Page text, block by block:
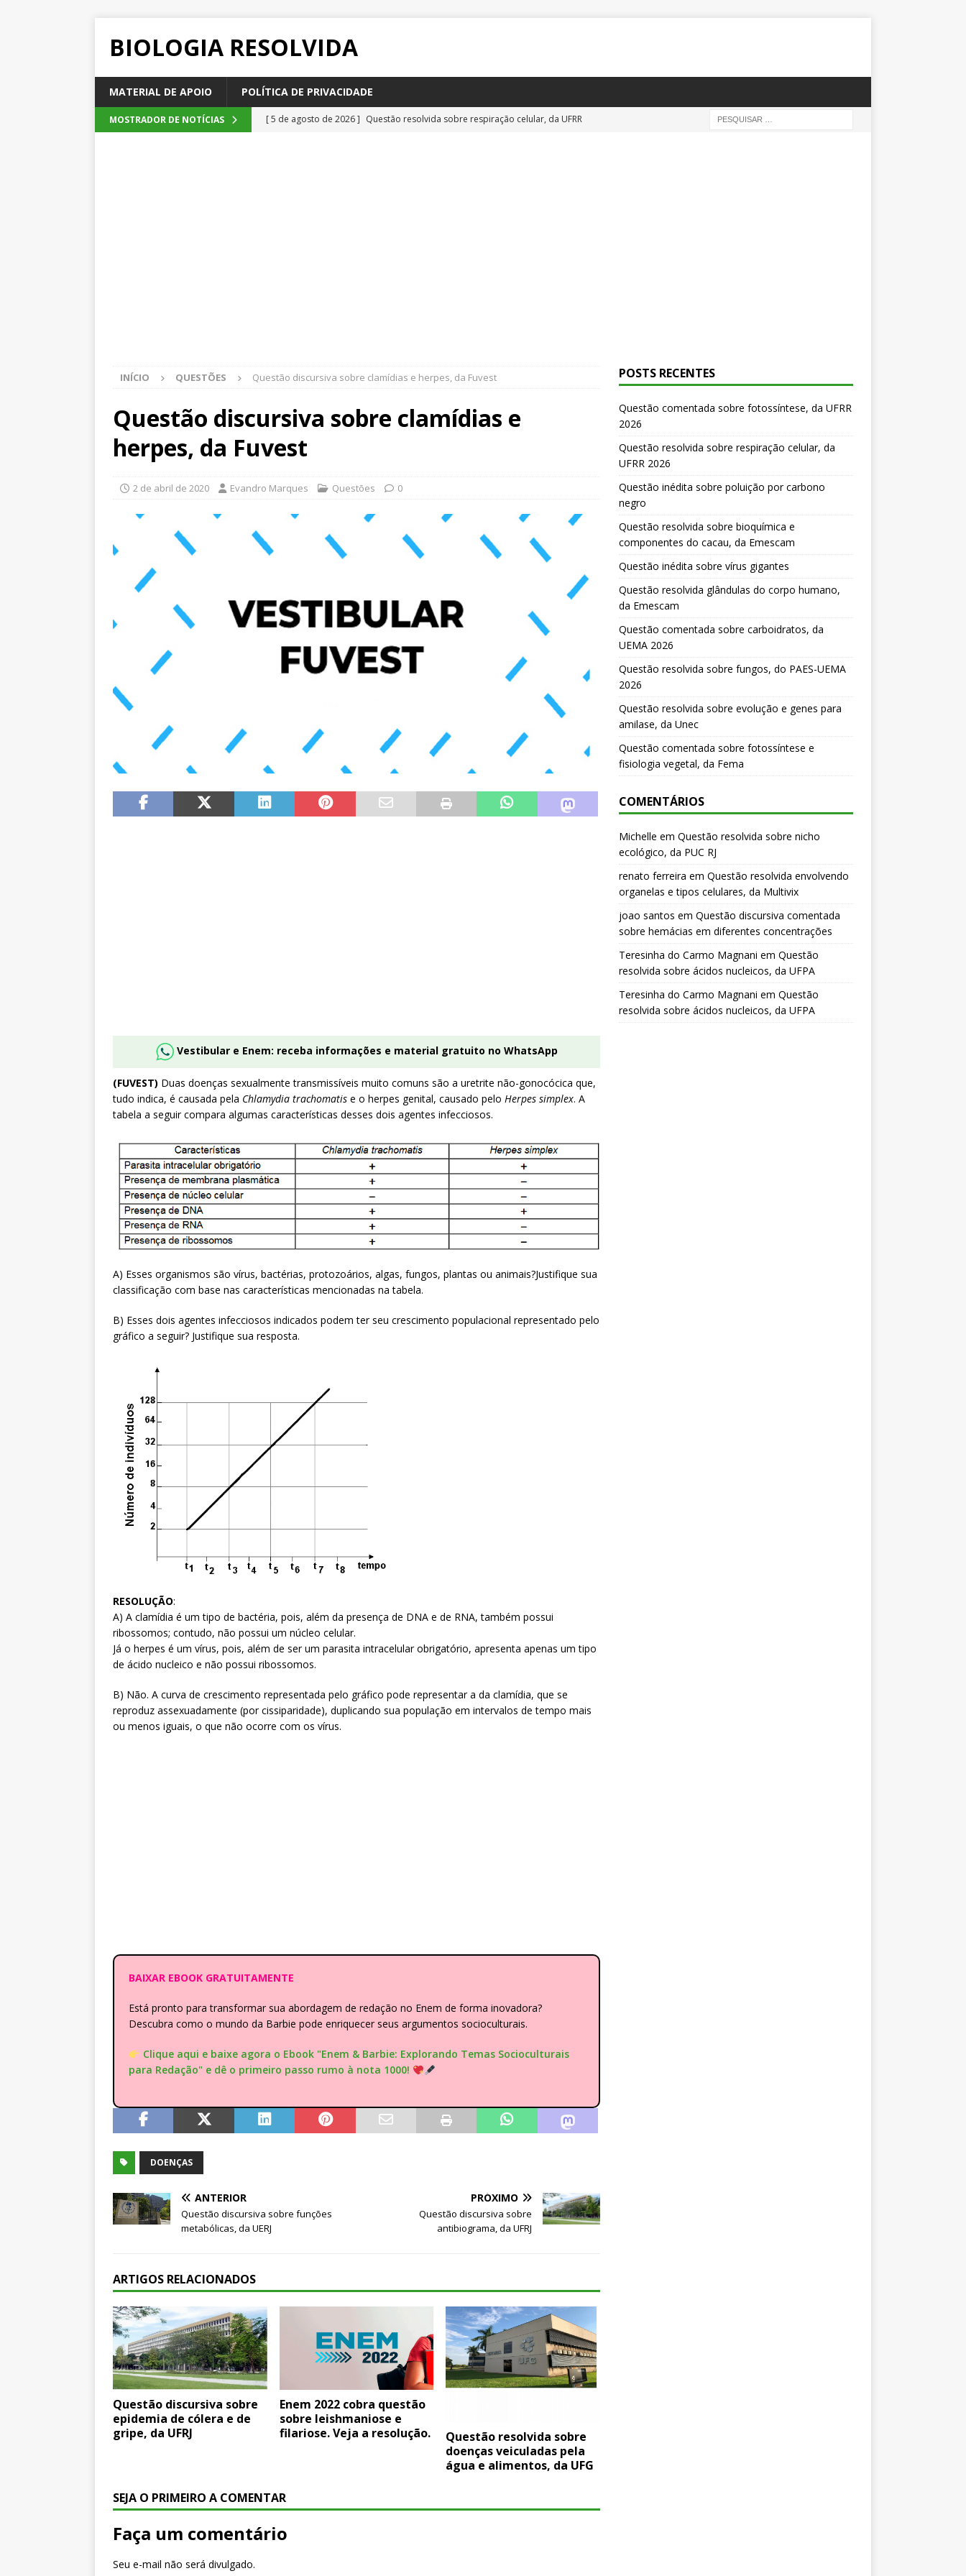
BIOLOGIA RESOLVIDA
MATERIAL DE APOIO POLÍTICA DE PRIVACIDADE
MOSTRADOR DE NOTÍCIAS [ 5 de agosto de 2026 ] Questão resolvida sobre respiração celular, da UFRR
INÍCIO QUESTÕES Questão discursiva sobre clamídias e herpes, da Fuvest
Questão discursiva sobre clamídias e
herpes, da Fuvest
2 de abril de 2020 Evandro Marques Questões 0
Vestibular e Enem: receba informações e material gratuito no WhatsApp
(FUVEST) Duas doenças sexualmente transmissíveis muito comuns são a uretrite não-gonocócica que,
tudo indica, é causada pela Chlamydia trachomatis e o herpes genital, causado pelo Herpes simplex. A
tabela a seguir compara algumas características desses dois agentes infecciosos.
A) Esses organismos são vírus, bactérias, protozoários, algas, fungos, plantas ou animais?Justifique sua
classificação com base nas características mencionadas na tabela.
B) Esses dois agentes infecciosos indicados podem ter seu crescimento populacional representado pelo
gráfico a seguir? Justifique sua resposta.
RESOLUÇÃO:
A) A clamídia é um tipo de bactéria, pois, além da presença de DNA e de RNA, também possui
ribossomos; contudo, não possui um núcleo celular.
Já o herpes é um vírus, pois, além de ser um parasita intracelular obrigatório, apresenta apenas um tipo
de ácido nucleico e não possui ribossomos.
B) Não. A curva de crescimento representada pelo gráfico pode representar a da clamídia, que se
reproduz assexuadamente (por cissiparidade), duplicando sua população em intervalos de tempo mais
ou menos iguais, o que não ocorre com os vírus.
BAIXAR EBOOK GRATUITAMENTE
Está pronto para transformar sua abordagem de redação no Enem de forma inovadora?
Descubra como o mundo da Barbie pode enriquecer seus argumentos socioculturais.
Clique aqui e baixe agora o Ebook "Enem & Barbie: Explorando Temas Socioculturais
para Redação" e dê o primeiro passo rumo à nota 1000!
DOENÇAS
ANTERIOR
Questão discursiva sobre funções
metabólicas, da UERJ
PRÓXIMO
Questão discursiva sobre
antibiograma, da UFRJ
ARTIGOS RELACIONADOS
Questão discursiva sobre
epidemia de cólera e de
gripe, da UFRJ
Enem 2022 cobra questão
sobre leishmaniose e
filariose. Veja a resolução.
Questão resolvida sobre
doenças veiculadas pela
água e alimentos, da UFG
SEJA O PRIMEIRO A COMENTAR
Faça um comentário
Seu e-mail não será divulgado.
POSTS RECENTES
Questão comentada sobre fotossíntese, da UFRR
2026
Questão resolvida sobre respiração celular, da
UFRR 2026
Questão inédita sobre poluição por carbono
negro
Questão resolvida sobre bioquímica e
componentes do cacau, da Emescam
Questão inédita sobre vírus gigantes
Questão resolvida glândulas do corpo humano,
da Emescam
Questão comentada sobre carboidratos, da
UEMA 2026
Questão resolvida sobre fungos, do PAES-UEMA
2026
Questão resolvida sobre evolução e genes para
amilase, da Unec
Questão comentada sobre fotossíntese e
fisiologia vegetal, da Fema
COMENTÁRIOS
Michelle em Questão resolvida sobre nicho
ecológico, da PUC RJ
renato ferreira em Questão resolvida envolvendo
organelas e tipos celulares, da Multivix
joao santos em Questão discursiva comentada
sobre hemácias em diferentes concentrações
Teresinha do Carmo Magnani em Questão
resolvida sobre ácidos nucleicos, da UFPA
Teresinha do Carmo Magnani em Questão
resolvida sobre ácidos nucleicos, da UFPA